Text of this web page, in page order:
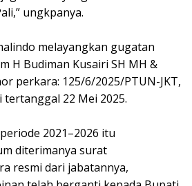
ungkpanya.
melayangkan gugatan
H Budiman Kusairi SH MH &
perkara: 125/6/2025/PTUN-JKT,
22 Mei 2025.
2021–2026 itu
diterimanya surat
resmi dari jabatannya,